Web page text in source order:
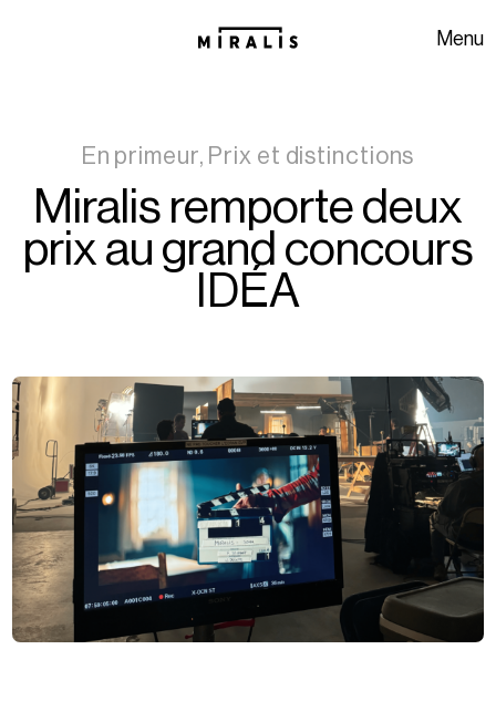
Menu
En primeur, Prix et distinctions
Miralis remporte deux
prix au grand concours
IDÉA